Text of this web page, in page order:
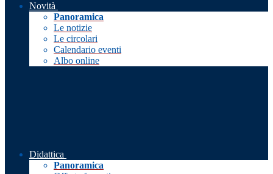
Novità
Panoramica
Le notizie
Le circolari
Calendario eventi
Albo online
Didattica
Panoramica